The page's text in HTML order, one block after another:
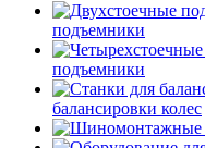
подъемники
подъемники
балансировки колес